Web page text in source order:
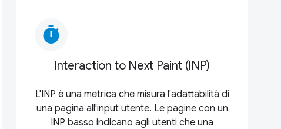
timer
Interaction to Next Paint (INP)
L'INP è una metrica che misura l'adattabilità di
una pagina all'input utente. Le pagine con un
INP basso indicano agli utenti che una